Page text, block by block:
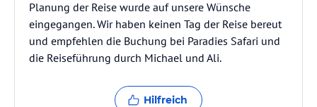
Planung der Reise wurde auf unsere Wünsche
eingegangen. Wir haben keinen Tag der Reise bereut
und empfehlen die Buchung bei Paradies Safari und
die Reiseführung durch Michael und Ali.
Hilfreich